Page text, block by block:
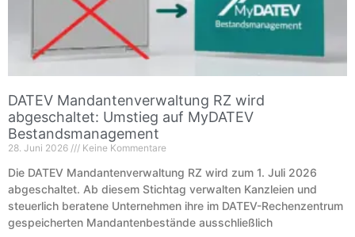
DATEV Mandantenverwaltung RZ wird
abgeschaltet: Umstieg auf MyDATEV
Bestandsmanagement
28. Juni 2026 Keine Kommentare
Die DATEV Mandantenverwaltung RZ wird zum 1. Juli 2026
abgeschaltet. Ab diesem Stichtag verwalten Kanzleien und
steuerlich beratene Unternehmen ihre im DATEV-Rechenzentrum
gespeicherten Mandantenbestände ausschließlich